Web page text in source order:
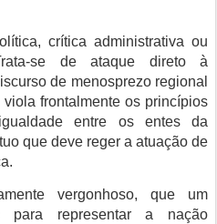
crítica administrativa ou
se de ataque direto à
de menosprezo regional
frontalmente os princípios
entre os entes da
que deve reger a atuação de
vergonhoso, que um
para representar a nação